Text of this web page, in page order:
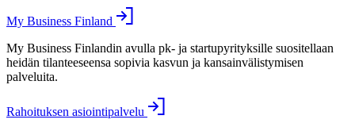
My Business Finland
My Business Finlandin avulla pk- ja startupyrityksille suositellaan
heidän tilanteeseensa sopivia kasvun ja kansainvälistymisen
palveluita.
Rahoituksen asiointipalvelu